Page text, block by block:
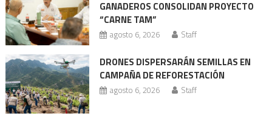
GANADEROS CONSOLIDAN PROYECTO
“CARNE TAM”
agosto 6, 2026 Staff
DRONES DISPERSARÁN SEMILLAS EN
CAMPAÑA DE REFORESTACIÓN
agosto 6, 2026 Staff